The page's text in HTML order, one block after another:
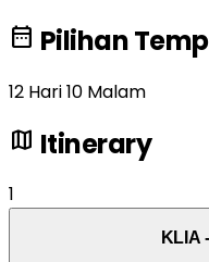
date_range Pilihan
12 Hari 10 Malam
map Itinerary
1
KLIA